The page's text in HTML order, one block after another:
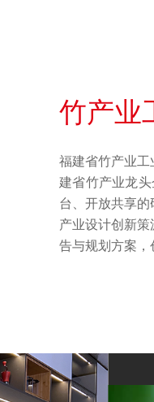
竹产业
福建省竹产业
建省竹产业龙
台、开放共享
产业设计创新
告与规划方案，